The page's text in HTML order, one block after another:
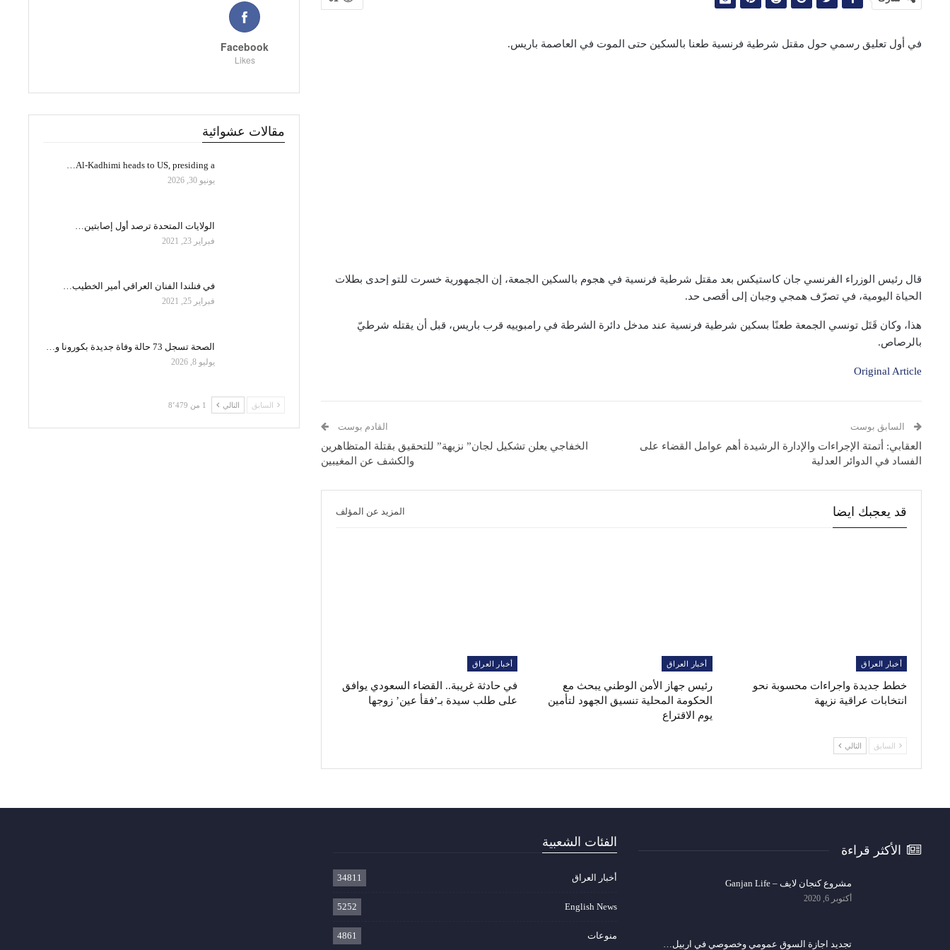
في أول تعليق رسمي حول مقتل شرطية فرنسية طعنا بالسكين حتى الموت في العاصمة باريس.
قال رئيس الوزراء الفرنسي جان كاستيكس بعد مقتل شرطية فرنسية في هجوم بالسكين الجمعة، إن الجمهورية خسرت للتو إحدى بطلات
الحياة اليومية، في تصرّف همجي وجبان إلى أقصى حد.
هذا، وكان قَتَل تونسي الجمعة طعنًا بسكين شرطية فرنسية عند مدخل دائرة الشرطة في رامبوييه قرب باريس، قبل أن يقتله شرطيّ
بالرصاص.
Original Article
السابق بوست
العقابي: أتمتة الإجراءات والإدارة الرشيدة أهم عوامل القضاء على
الفساد في الدوائر العدلية
القادم بوست
الخفاجي يعلن تشكيل لجان” نزيهة” للتحقيق بقتلة المتظاهرين
والكشف عن المغيبين
قد يعجبك ايضا المزيد عن المؤلف
أخبار العراق
خطط جديدة واجراءات محسوبة نحو
انتخابات عراقية نزيهة
أخبار العراق
رئيس جهاز الأمن الوطني يبحث مع
الحكومة المحلية تنسيق الجهود لتأمين
يوم الاقتراع
أخبار العراق
في حادثة غريبة.. القضاء السعودي يوافق
على طلب سيدة بـ’فقأ عين’ زوجها
السابق التالي
Facebook
Likes
مقالات عشوائية
Al-Kadhimi heads to US, presiding a…
يونيو 30, 2026
الولايات المتحدة ترصد أول إصابتين…
فبراير 23, 2021
في فنلندا الفنان العراقي أمير الخطيب…
فبراير 25, 2021
الصحة تسجل 73 حالة وفاة جديدة بكورونا و…
يوليو 8, 2026
السابق التالي 1 من 8٬479
الأكثر قراءة
مشروع كنجان لايف – Ganjan Life
أكتوبر 6, 2020
تجديد اجازة السوق عمومي وخصوصي في اربيل…
الفئات الشعبية
أخبار العراق 34811
English News
5252
منوعات 4861